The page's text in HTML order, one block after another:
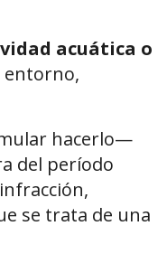
acuática o
entorno,
hacerlo—
del período
se trata de una